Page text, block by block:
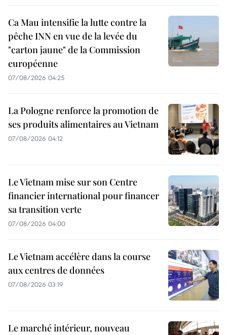
Ca Mau intensifie la lutte contre la
pêche INN en vue de la levée du
"carton jaune" de la Commission
européenne
07/08/2026 04:25
La Pologne renforce la promotion de
ses produits alimentaires au Vietnam
07/08/2026 04:12
Le Vietnam mise sur son Centre
financier international pour financer
sa transition verte
07/08/2026 04:00
Le Vietnam accélère dans la course
aux centres de données
07/08/2026 03:19
Le marché intérieur, nouveau